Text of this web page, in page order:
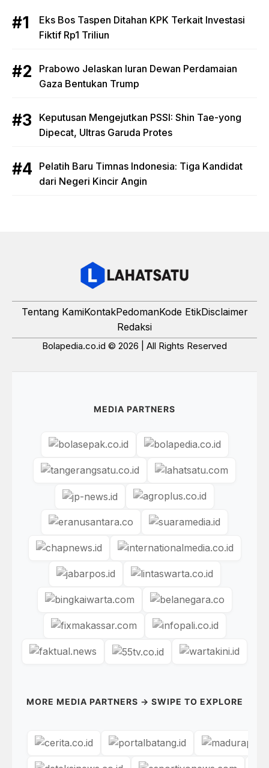
Eks Bos Taspen Ditahan KPK Terkait Investasi
Fiktif Rp1 Triliun
Prabowo Jelaskan Iuran Dewan Perdamaian
Gaza Bentukan Trump
Keputusan Mengejutkan PSSI: Shin Tae-yong
Dipecat, Ultras Garuda Protes
Pelatih Baru Timnas Indonesia: Tiga Kandidat
dari Negeri Kincir Angin
Tentang KamiKontakPedomanKode EtikDisclaimer
Redaksi
Bolapedia.co.id © 2026 | All Rights Reserved
MEDIA PARTNERS
MORE MEDIA PARTNERS → SWIPE TO EXPLORE